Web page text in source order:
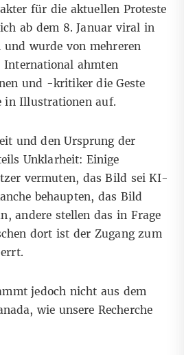
für dieaktuellen Proteste
ab dem 8. Januar viral in
und wurde von mehreren
International ahmten
und -kritiker die Geste
in Illustrationen auf.
und den Ursprung der
Unklarheit: Einige
vermuten, das Bild seiKI-
behaupten, das Bild
, andere stellen das in Frage
dort ist der Zugang zum
.
jedoch nicht aus dem
wie unsere Recherche